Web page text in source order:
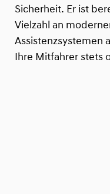
Sicherheit. Er ist
Vielzahl an
Assistenzsystemen
Ihre Mitfahrer stets